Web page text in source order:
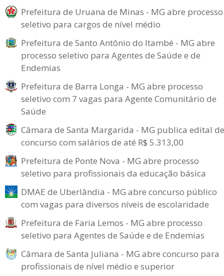
Prefeitura de Uruana de Minas - MG abre processo
seletivo para cargos de nível médio
Prefeitura de Santo Antônio do Itambé - MG abre
processo seletivo para Agentes de Saúde e de
Endemias
Prefeitura de Barra Longa - MG abre processo
seletivo com 7 vagas para Agente Comunitário de
Saúde
Câmara de Santa Margarida - MG publica edital de
concurso com salários de até R$ 5.313,00
Prefeitura de Ponte Nova - MG abre processo
seletivo para profissionais da educação básica
DMAE de Uberlândia - MG abre concurso público
com vagas para diversos níveis de escolaridade
Prefeitura de Faria Lemos - MG abre processo
seletivo para Agentes de Saúde e de Endemias
Câmara de Santa Juliana - MG abre concurso para
profissionais de nível médio e superior